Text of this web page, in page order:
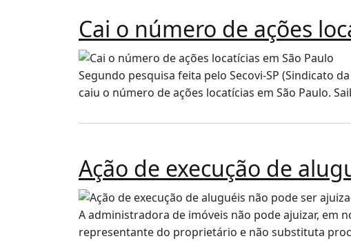
Cai o número de ações
Segundo pesquisa feita pelo Secovi-SP (Sindicato
caiu o número de ações locatícias em São Paulo.
Ação de execução de
A administradora de imóveis não pode ajuizar, em
representante do proprietário e não substituta